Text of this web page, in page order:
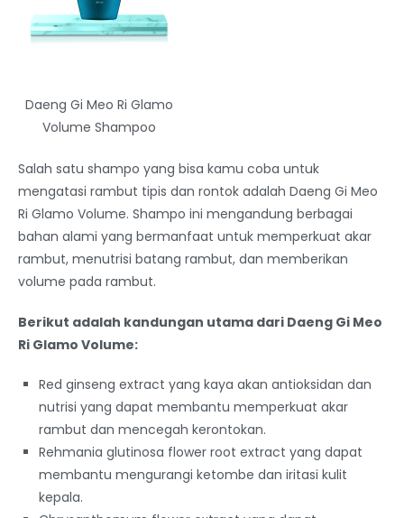
Daeng Gi Meo Ri Glamo
Volume Shampoo
Salah satu shampo yang bisa kamu coba untuk
mengatasi rambut tipis dan rontok adalah Daeng Gi Meo
Ri Glamo Volume. Shampo ini mengandung berbagai
bahan alami yang bermanfaat untuk memperkuat akar
rambut, menutrisi batang rambut, dan memberikan
volume pada rambut.
Berikut adalah kandungan utama dari Daeng Gi Meo
Ri Glamo Volume:
Red ginseng extract yang kaya akan antioksidan dan
nutrisi yang dapat membantu memperkuat akar
rambut dan mencegah kerontokan.
Rehmania glutinosa flower root extract yang dapat
membantu mengurangi ketombe dan iritasi kulit
kepala.